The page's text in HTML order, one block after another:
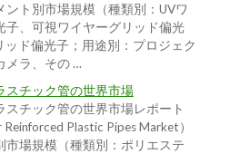
ント別市場規模（種類別：UVワ
子、可視ワイヤーグリッド偏光
ッド偏光子；用途別：プロジェク
メラ、その …
スチック管の世界市場
スチック管の世界市場レポート
Reinforced Plastic Pipes Market）
市場規模（種類別：ポリエステ